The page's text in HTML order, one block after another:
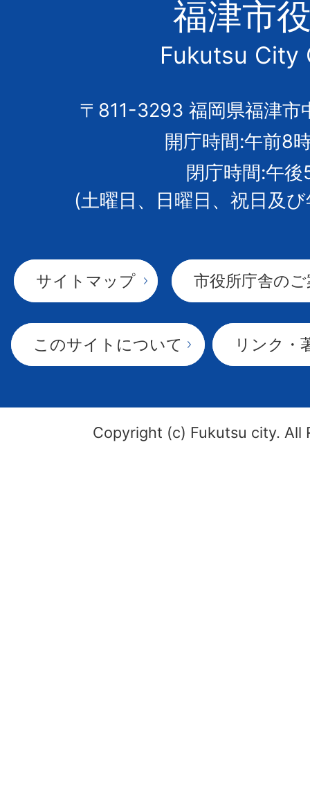
市
の
市
章
福津市
Fukutsu City
〒811-3293 福岡県福津市
開庁時間:午前8
閉庁時間:午後
(土曜日、日曜日、祝日及
サイトマップ 市役所庁舎の
このサイトについて リンク・
Copyright (c) Fukutsu city. All